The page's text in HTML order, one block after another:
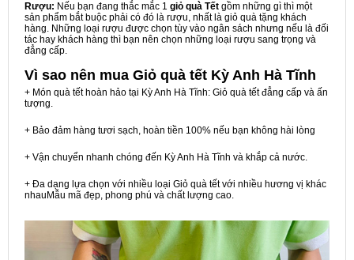
Rượu: Nếu bạn đang thắc mắc 1 giỏ quà Tết gồm những gì thì một
sản phẩm bắt buộc phải có đó là rượu, nhất là giỏ quà tặng khách
hàng. Những loại rượu được chọn tùy vào ngân sách nhưng nếu là đối
tác hay khách hàng thì bạn nên chọn những loại rượu sang trọng và
đẳng cấp.
Vì sao nên mua Giỏ quà tết Kỳ Anh Hà Tĩnh
+ Món quà tết hoàn hảo tại Kỳ Anh Hà Tĩnh: Giỏ quà tết đẳng cấp và ấn
tượng.
+ Bảo đảm hàng tươi sạch, hoàn tiền 100% nếu bạn không hài lòng
+ Vận chuyển nhanh chóng đến Kỳ Anh Hà Tĩnh và khắp cả nước.
+ Đa dạng lựa chọn với nhiều loại Giỏ quà tết với nhiều hương vị khác
nhauMẫu mã đẹp, phong phú và chất lượng cao.